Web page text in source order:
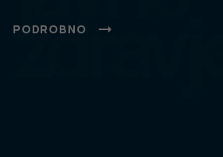
zdravje
PODROBNO